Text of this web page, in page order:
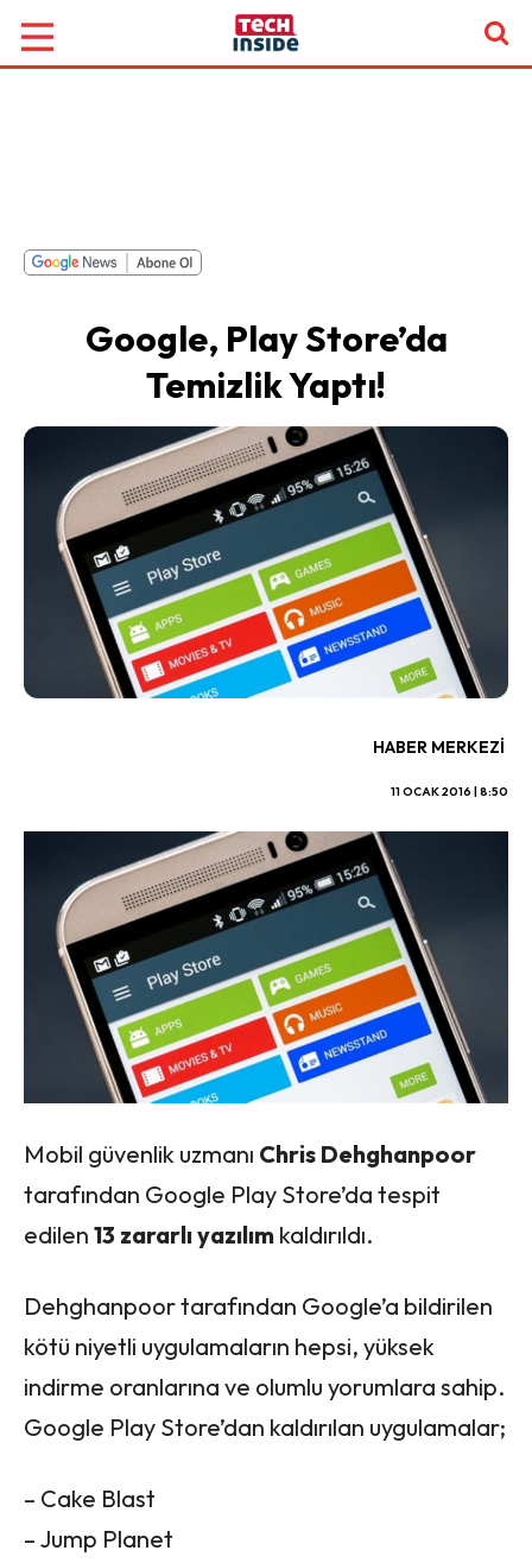
Google, Play Store’da
Temizlik Yaptı!
HABER MERKEZI
11 OCAK 2016 | 8:50
Mobil güvenlik uzmanı Chris Dehghanpoor
tarafından Google Play Store’da tespit
edilen 13 zararlı yazılım kaldırıldı.
Dehghanpoor tarafından Google’a bildirilen
kötü niyetli uygulamaların hepsi, yüksek
indirme oranlarına ve olumlu yorumlara sahip.
Google Play Store’dan kaldırılan uygulamalar;
– Cake Blast
– Jump Planet